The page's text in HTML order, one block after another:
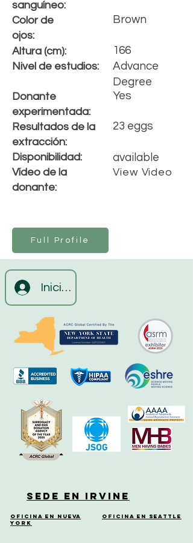
sanguíneo:
Color de
ojos:
Altura (cm):
Nivel de estudios:
Donante
experimentada:
Resultados de la
extracción:
Disponibilidad:
Vídeo de la
donante:
Brown
166
Advance
Degree
Yes
23 eggs
available
View Video
Full Profile
Iniciar sesión
Sede en Irvine
Oficina en Nueva
York
Oficina en Seattle